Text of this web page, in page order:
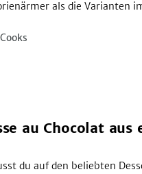
als die Varianten
au Chocolat
du auf den beliebten